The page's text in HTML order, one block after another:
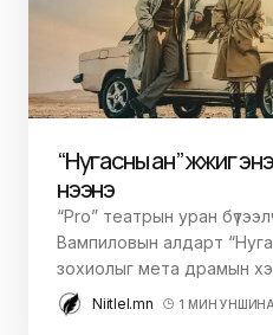
“Нугасны ан” жүжиг
нээнэ
“Pro” театрын уран
Вампиловын алдарт
зохиолыг мета драмын
Niitlel.mn 1 МИН УНШИНА